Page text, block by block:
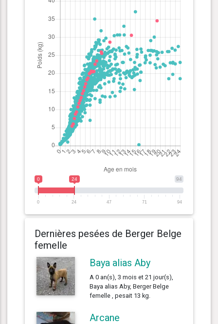
94
0 24
0 24 47 71 94
Dernières pesées de Berger Belge
femelle
Baya alias Aby
A 0 an(s), 3 mois et 21 jour(s),
Baya alias Aby, Berger Belge
femelle , pesait 13 kg.
Arcane